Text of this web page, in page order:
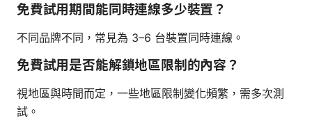
免費試用期間能同時連線多少裝置？
不同品牌不同，常見為 3–6 台裝置同時連線。
免費試用是否能解鎖地區限制的內容？
視地區與時間而定，一些地區限制變化頻繁，需多次測
試。